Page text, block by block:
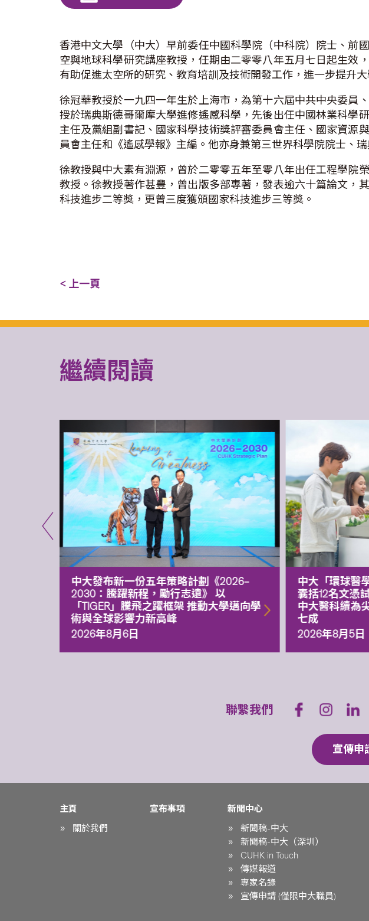
香港中文大學（中大）早前委任中國科學院（中科院）院士、前
空與地球科學研究講座教授，任期由二零零八年五月七日起生效
有助促進太空所的研究、教育培訓及技術開發工作，進一步提升
徐冠華教授於一九四一年生於上海市，為第十六屆中共中央委員
授於瑞典斯德哥爾摩大學進修遙感科學，先後出任中國林業科學
主任及黨組副書記、國家科學技術獎評審委員會主任、國家資源
員會主任和《遙感學報》主編。他亦身兼第三世界科學院院士、
徐教授與中大素有淵源，曾於二零零五年至零八年出任工程學院
教授。徐教授著作甚豐，曾出版多部專著，發表逾六十篇論文，
科技進步二等獎，更曾三度獲頒國家科技進步三等獎。
< 上一頁
繼續閱讀
中大發布新一份五年策略計劃《2026‒
2030：騰躍新程，勵行志遠》 以
「TIGER」騰飛之躍框架 推動大學邁向學
術與全球影響力新高峰
2026年8月6日
中大「環球醫
囊括12名文憑
中大醫科續為
七成
2026年8月5日
聯繫我們
宣傳申
主頁
關於我們
宣布事項
新聞中心
新聞稿-中大
新聞稿-中大（深圳）
CUHK in Touch
傳媒報道
專家名錄
宣傳申請 (僅限中大職員)